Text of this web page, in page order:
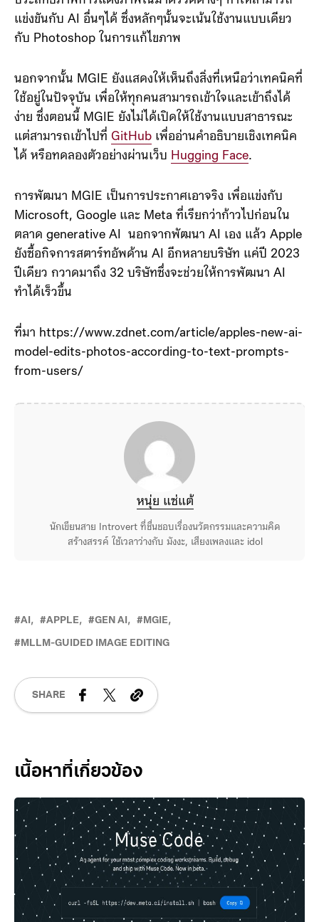
แข่งขันกับ AI อื่นๆได้ ซึ่งหลักๆนั้นจะเน้นใช้งานแบบเดียว
กับ Photoshop ในการแก้ไขภาพ
นอกจากนั้น MGIE ยังแสดงให้เห็นถึงสิ่งที่เหนือว่าเทคนิคที่
ใช้อยู่ในปัจจุบัน เพื่อให้ทุกคนสามารถเข้าใจและเข้าถึงได้
ง่าย ซึ่งตอนนี้ MGIE ยังไม่ได้เปิดให้ใช้งานแบบสาธารณะ
แต่สามารถเข้าไปที่ GitHub เพื่ออ่านคำอธิบายเชิงเทคนิค
ได้ หรือทดลองตัวอย่างผ่านเว็บ Hugging Face.
การพัฒนา MGIE เป็นการประกาศเอาจริง เพื่อแข่งกับ
Microsoft, Google และ Meta ที่เรียกว่าก้าวไปก่อนใน
ตลาด generative AI นอกจากพัฒนา AI เอง แล้ว Apple
ยังซื้อกิจการสตาร์ทอัพด้าน AI อีกหลายบริษัท แค่ปี 2023
ปีเดียว กวาดมาถึง 32 บริษัทซึ่งจะช่วยให้การพัฒนา AI
ทำได้เร็วขึ้น
ที่มา https://www.zdnet.com/article/apples-new-ai-
model-edits-photos-according-to-text-prompts-
from-users/
หนุ่ย แซ่แต้
นักเขียนสาย Introvert ที่ชื่นชอบเรื่องนวัตกรรมและความคิด
สร้างสรรค์ ใช้เวลาว่างกับ มังงะ, เสียงเพลงและ idol
AI APPLE GEN AI MGIE
MLLM-GUIDED IMAGE EDITING
SHARE
Related Posts